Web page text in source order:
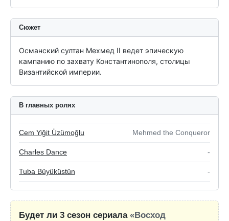
Сюжет
Османский султан Мехмед II ведет эпическую
кампанию по захвату Константинополя, столицы
Византийской империи.
В главных ролях
Cem Yiğit Üzümoğlu Mehmed the Conqueror
Charles Dance -
Tuba Büyüküstün -
Будет ли 3 сезон сериала «Восход